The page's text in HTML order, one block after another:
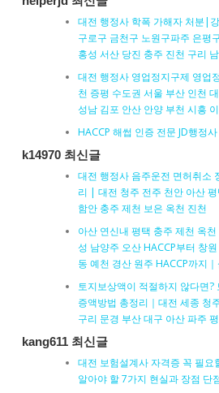
대전 행정사 학폭 가해자 처분|
구로구 금천구 노원구파주 은평
홍성 서산 당진 충주 진천 구리
대전 행정사 영업정지구제 영업
천 증평 수도권 서울 부산 인천
성남 김포 안산 안양 부천 시흥
HACCP 해썹 인증 전문 JD행정
k14970 최신글
대전 행정사 음주운전 면허취소
리 | 대전 청주 전주 천안 아산
함안 충주 제천 보은 옥천 진천
아산 연신내 평택 충주 제천 옥
성 남양주 오산 HACCP부터 창
동 예천 경산 원주 HACCP까지
토지보상액이 적절하지 않다면
증액방법 총정리｜대전 세종 청
구리 문경 부산 대구 아산 파주
kang611 최신글
대전 보험설계사 자격증 꼭 필요
알아야 할 7가지 현실과 장점 단